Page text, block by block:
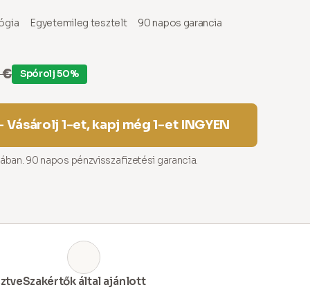
Egyetemileg tesztelt 90 napos garancia
Spórolj 50%
1-et, kapj még 1-et INGYEN
90 napos pénzvisszafizetési garancia.
Szakértők által ajánlott